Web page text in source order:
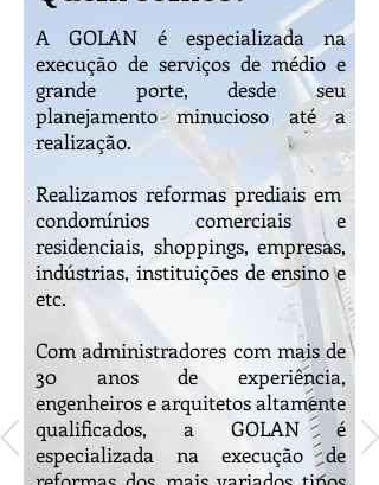
A GOLAN é especializada na
execução de serviços de médio e
grande porte, desde seu
planejamento minucioso até a
realização.
Realizamos reformas prediais em
condomínios comerciais e
residenciais, shoppings, empresas,
indústrias, instituições de ensino e
etc.
Com administradores com mais de
30 anos de experiência,
engenheiros e arquitetos altamente
qualificados, a GOLAN é
especializada na execução de